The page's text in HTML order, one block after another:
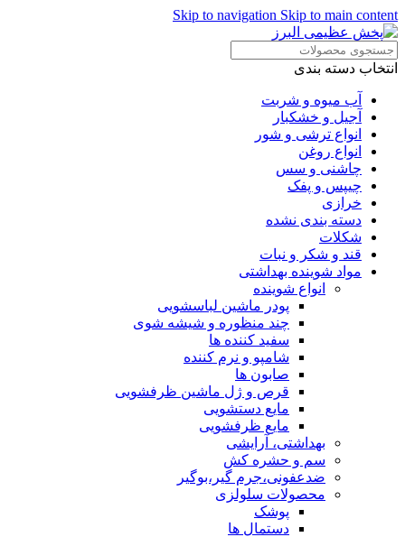
Skip to navigation Skip to main content
انتخاب دسته بندی
آب میوه و شربت
آجیل و خشکبار
انواع ترشی و شور
انواع روغن
چاشنی و سس
چیپس و پفک
خرازی
دسته بندی نشده
شکلات
قند و شکر و نبات
مواد شوینده بهداشتی
انواع شوینده
پودر ماشین لباسشویی
چند منظوره و شیشه شوی
سفید کننده ها
شامپو و نرم کننده
صابون ها
قرص و ژل ماشین ظرفشویی
مایع دستشویی
مایع ظرفشویی
بهداشتی، آرایشی
سم و حشره کش
ضدعفونی،جرم گیر،بوگیر
محصولات سلولزی
پوشک
دستمال ها